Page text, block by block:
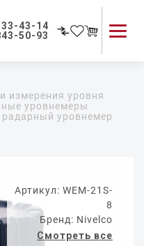
43-14
50-93
Применение приборов
Как мы работаем
измерения уровня
уровнемеры
уровнемер
Артикул: WEM-21S-
8
Бренд: Nivelco
Смотреть все